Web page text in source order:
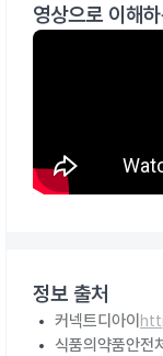
영상으로 이해
정보 출처
커넥트디아이
식품의약품안전